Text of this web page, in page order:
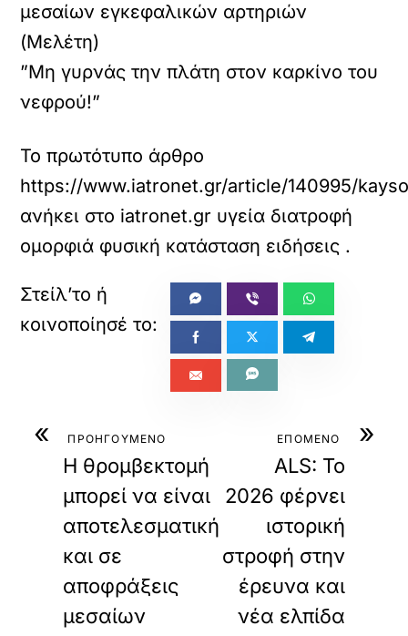
μεσαίων εγκεφαλικών αρτηριών
(Μελέτη)
”Μη γυρνάς την πλάτη στον καρκίνο του
νεφρού!”
Το πρωτότυπο άρθρο
https://www.iatronet.gr/article/140995/
ανήκει στο iatronet.gr υγεία διατροφή
ομορφιά φυσική κατάσταση ειδήσεις .
« ΠΡΟΗΓΟΥΜΕΝΟ
Η θρομβεκτομή
μπορεί να είναι
αποτελεσματική
και σε
αποφράξεις
μεσαίων
»
ΕΠΟΜΕΝΟ
ALS: Το
2026 φέρνει
ιστορική
στροφή στην
έρευνα και
νέα ελπίδα